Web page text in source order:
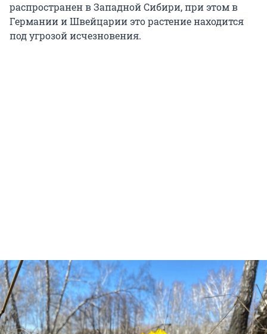
распространен в Западной Сибири, при этом в
Германии и Швейцарии это растение находится
под угрозой исчезновения.